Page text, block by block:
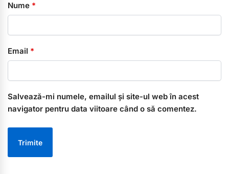
Nume *
Email *
Salvează-mi numele, emailul și site-ul web în acest
navigator pentru data viitoare când o să comentez.